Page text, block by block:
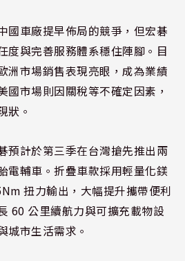
國車廠提早佈局的競爭，但宏碁
度與完善服務體系穩住陣腳。目
洲市場銷售表現亮眼，成為業績
國市場則因關稅等不確定因素，
狀。
預計於第三季在台灣搶先推出兩
電輔車。折疊車款採用輕量化鎂
扭力輸出，大幅提升攜帶便利
60 公里續航力與可擴充載物設
城市生活需求。